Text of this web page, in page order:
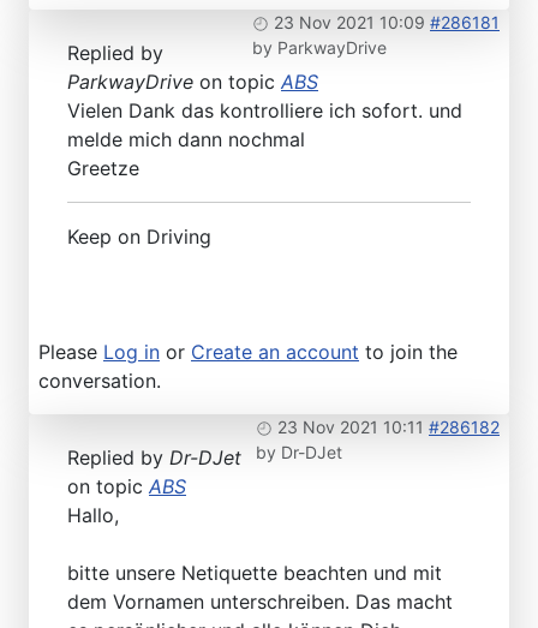
23 Nov 2021 10:09 #286181
by ParkwayDrive
Replied by
ParkwayDrive on topic ABS
Vielen Dank das kontrolliere ich sofort. und
melde mich dann nochmal
Greetze
Keep on Driving
Please Log in or Create an account to join the
conversation.
23 Nov 2021 10:11 #286182
by Dr-DJet
Replied by Dr-DJet
on topic ABS
Hallo,
bitte unsere Netiquette beachten und mit
dem Vornamen unterschreiben. Das macht